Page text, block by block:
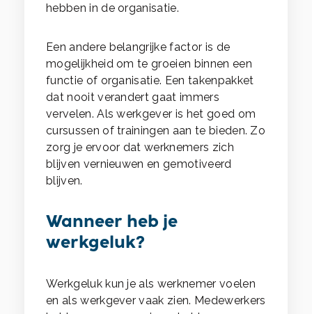
hebben in de organisatie.
Een andere belangrijke factor is de
mogelijkheid om te groeien binnen een
functie of organisatie. Een takenpakket
dat nooit verandert gaat immers
vervelen. Als werkgever is het goed om
cursussen of trainingen aan te bieden. Zo
zorg je ervoor dat werknemers zich
blijven vernieuwen en gemotiveerd
blijven.
Wanneer heb je
werkgeluk?
Werkgeluk kun je als werknemer voelen
en als werkgever vaak zien. Medewerkers